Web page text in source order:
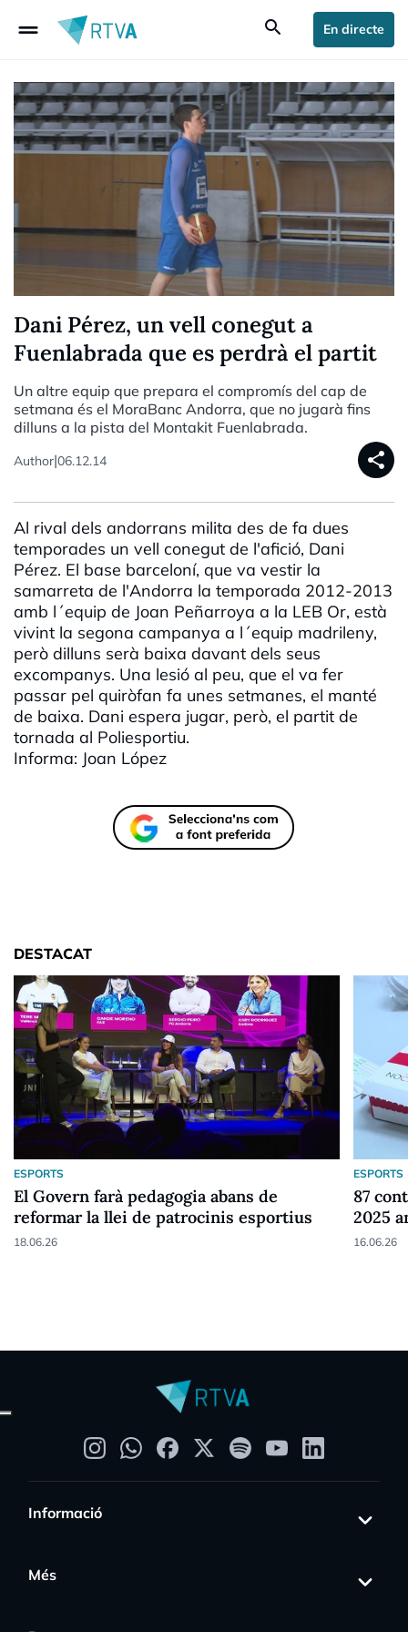
drag_handle search En directe
Dani Pérez, un vell conegut a
Fuenlabrada que es perdrà el partit
Un altre equip que prepara el compromís del cap de
setmana és el MoraBanc Andorra, que no jugarà fins
dilluns a la pista del Montakit Fuenlabrada.
Author|06.12.14 share
Al rival dels andorrans milita des de fa dues
temporades un vell conegut de l'afició, Dani
Pérez. El base barceloní, que va vestir la
samarreta de l'Andorra la temporada 2012-2013
amb l´equip de Joan Peñarroya a la LEB Or, està
vivint la segona campanya a l´equip madrileny,
però dilluns serà baixa davant dels seus
excompanys. Una lesió al peu, que el va fer
passar pel quiròfan fa unes setmanes, el manté
de baixa. Dani espera jugar, però, el partit de
tornada al Poliesportiu.
Informa: Joan López
DESTACAT
ESPORTS
El Govern farà pedagogia abans de
reformar la llei de patrocinis esportius
18.06.26
ESPORTS
87
2025
16.06.26
Informació
Més